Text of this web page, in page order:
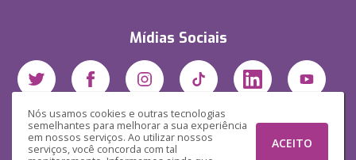
Nós usamos cookies e outras tecnologias
semelhantes para melhorar a sua experiência
em nossos serviços. Ao utilizar nossos
serviços, você concorda com tal
ACEITO
Mídias Sociais